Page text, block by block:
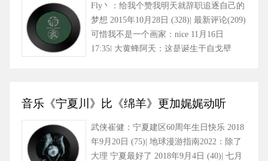
Fly丶：给我个赞我明天就辞职追逐自己的
梦想 2015年10月28日 (328)| 最新评论(209)
可惜我不是一个画家：nice 11月16日
17:35| 大黄蜂阿天：这是诞生于自戈壁
音乐《宁夏川》比《绵羊》更加娓娓动听
武侠崔健：宁夏建区60周年生日快乐 2018
年9月20日 (75)| 地球漫游指南2022：除了
大理 宁夏最好了 2018年9月4日 (40)| 七月